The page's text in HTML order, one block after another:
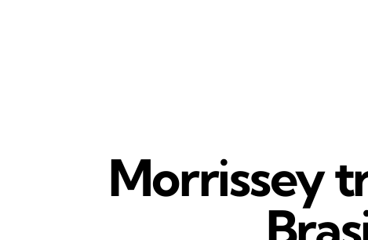
Morrissey